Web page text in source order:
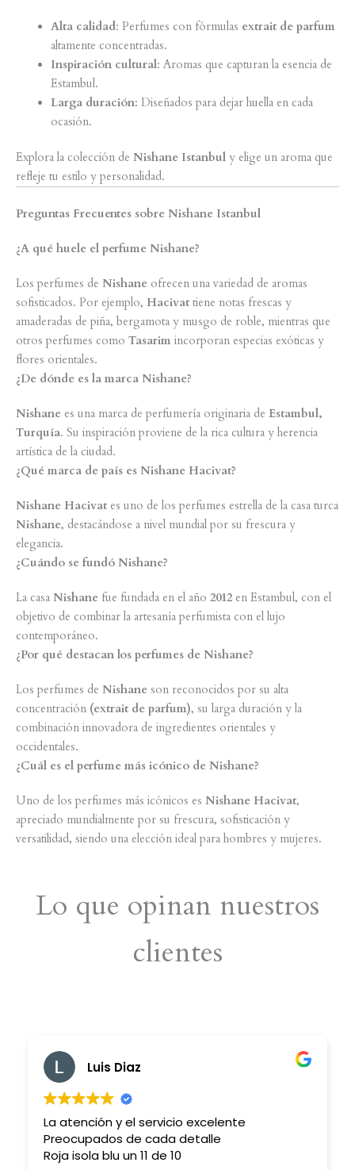
Alta calidad: Perfumes con fórmulas extrait de parfum
altamente concentradas.
Inspiración cultural: Aromas que capturan la esencia de
Estambul.
Larga duración: Diseñados para dejar huella en cada
ocasión.
Explora la colección de Nishane Istanbul y elige un aroma que
refleje tu estilo y personalidad.
Preguntas Frecuentes sobre Nishane Istanbul
¿A qué huele el perfume Nishane?
Los perfumes de Nishane ofrecen una variedad de aromas
sofisticados. Por ejemplo, Hacivat tiene notas frescas y
amaderadas de piña, bergamota y musgo de roble, mientras que
otros perfumes como Tasarim incorporan especias exóticas y
flores orientales.
¿De dónde es la marca Nishane?
Nishane es una marca de perfumería originaria de Estambul,
Turquía. Su inspiración proviene de la rica cultura y herencia
artística de la ciudad.
¿Qué marca de país es Nishane Hacivat?
Nishane Hacivat es uno de los perfumes estrella de la casa turca
Nishane, destacándose a nivel mundial por su frescura y
elegancia.
¿Cuándo se fundó Nishane?
La casa Nishane fue fundada en el año 2012 en Estambul, con el
objetivo de combinar la artesanía perfumista con el lujo
contemporáneo.
¿Por qué destacan los perfumes de Nishane?
Los perfumes de Nishane son reconocidos por su alta
concentración (extrait de parfum), su larga duración y la
combinación innovadora de ingredientes orientales y
occidentales.
¿Cuál es el perfume más icónico de Nishane?
Uno de los perfumes más icónicos es Nishane Hacivat,
apreciado mundialmente por su frescura, sofisticación y
versatilidad, siendo una elección ideal para hombres y mujeres.
Lo que opinan nuestros
clientes
Luis Diaz
La atención y el servicio excelente
Preocupados de cada detalle
Roja isola blu un 11 de 10